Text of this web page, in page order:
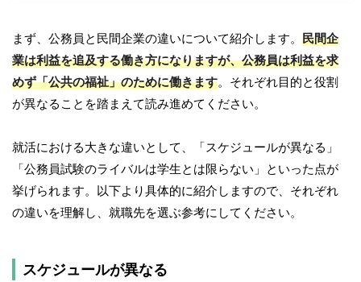
まず、公務員と民間企業の違いについて紹介します。 民間企
業は利益を追及する働き方になりますが、公務員は利益を求
めず「公共の福祉」のために働きます。それぞれ目的と役割
が異なることを踏まえて読み進めてください。
就活における大きな違いとして、「スケジュールが異なる」
「公務員試験のライバルは学生とは限らない」といった点が
挙げられます。以下より具体的に紹介しますので、それぞれ
の違いを理解し、就職先を選ぶ参考にしてください。
スケジュールが異なる